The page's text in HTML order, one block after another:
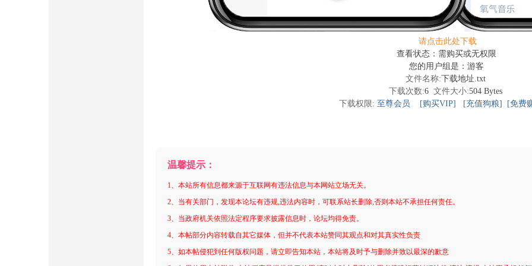
请点击此处下载
查看状态：需购买或无权限
您的用户组是：游客
文件名称:下载地址.txt
下载次数:6 文件大小:504 Bytes
下载权限: 至尊会员 [购买VIP] [充值狗粮] [免费
温馨提示：
1、本站所有信息都来源于互联网有违法信息与本网站立场无关。
2、当有关部门，发现本论坛有违规,违法内容时，可联系站长删除,否则本站不承担任何责任。
3、当政府机关依照法定程序要求披露信息时，论坛均得免责。
4、本帖部分内容转载自其它媒体，但并不代表本站赞同其观点和对其真实性负责
5、如本帖侵犯到任何版权问题，请立即告知本站，本站将及时予与删除并致以最深的歉意